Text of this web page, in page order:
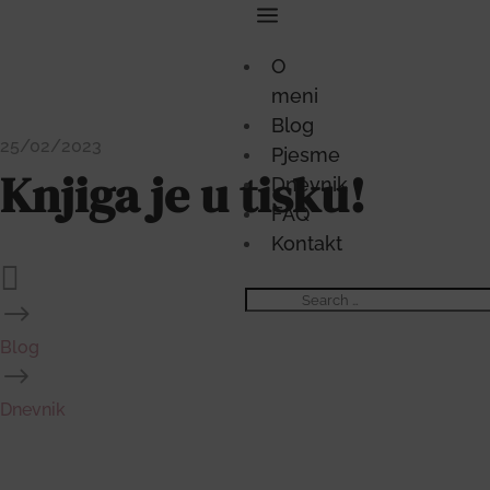
O
meni
Blog
Pjesme
Dnevnik
FAQ
Kontakt
a
25/02/2023
Knjiga je u tisku!

$
Blog
$
Dnevnik